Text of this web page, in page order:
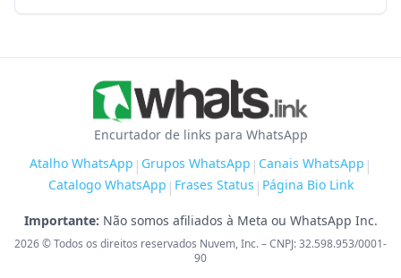
Encurtador de links para WhatsApp
Atalho WhatsApp | Grupos WhatsApp | Canais WhatsApp |
Catalogo WhatsApp | Frases Status | Página Bio Link
Importante: Não somos afiliados à Meta ou WhatsApp Inc.
2026© Todos os direitos reservados Nuvem, Inc. – CNPJ: 32.598.953/0001-
90